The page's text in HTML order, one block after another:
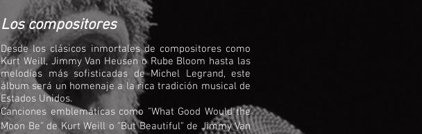
Desde los clásicos inmortales de compositores como
Kurt Weill, Jimmy Van Heusen o Rube Bloom hasta las
melodías más sofisticadas de Michel Legrand, este
álbum será un homenaje a la rica tradición musical de
Estados Unidos.
Canciones emblemáticas como "What Good Would the
Moon Be" de Kurt Weill o "But Beautiful" de Jimmy Van
Los compositores